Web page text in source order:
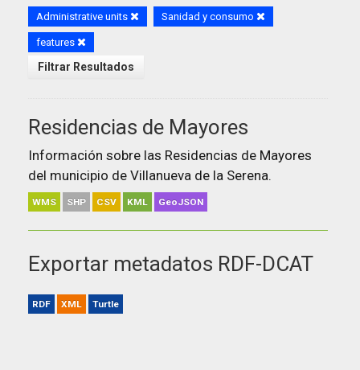
Administrative units Sanidad y consumo
features
Filtrar Resultados
Residencias de Mayores
Información sobre las Residencias de Mayores
del municipio de Villanueva de la Serena.
WMS SHP CSV KML GeoJSON
Exportar metadatos RDF-DCAT
RDF XML Turtle